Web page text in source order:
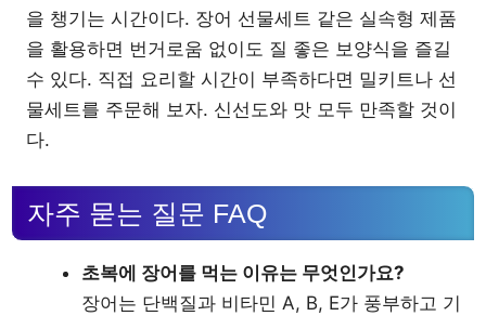
을 챙기는 시간이다. 장어 선물세트 같은 실속형 제품
을 활용하면 번거로움 없이도 질 좋은 보양식을 즐길
수 있다. 직접 요리할 시간이 부족하다면 밀키트나 선
물세트를 주문해 보자. 신선도와 맛 모두 만족할 것이
다.
자주 묻는 질문 FAQ
초복에 장어를 먹는 이유는 무엇인가요?
장어는 단백질과 비타민 A, B, E가 풍부하고 기